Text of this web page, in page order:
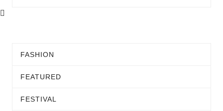
FASHION
FEATURED
FESTIVAL